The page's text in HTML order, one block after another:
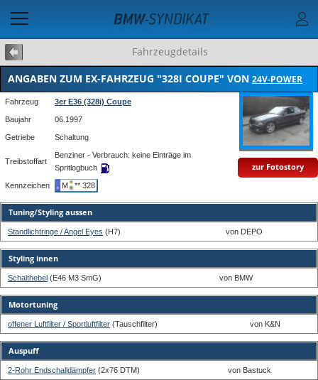
Fahrzeugdetails
ANGABEN ZUM EX-FAHRZEUG "328I COUPE" VON 24V-POWER
Fahrzeug 3er E36 (328i) Coupe
Baujahr 06.1997
Getriebe Schaltung
Treibstoffart
Benziner - Verbrauch: keine Einträge im
Spritlogbuch
Kennzeichen M ** 328
zur Fotostory
Tuning/Styling aussen
Standlichtringe / Angel Eyes (H7) von DEPO
Styling innen
Schalthebel (E46 M3 SmG) von BMW
Motortuning
offener Luftfilter / Sportluftfilter (Tauschfilter) von K&N
Auspuff
2-Rohr Endschalldämpfer (2x76 DTM) von Bastuck